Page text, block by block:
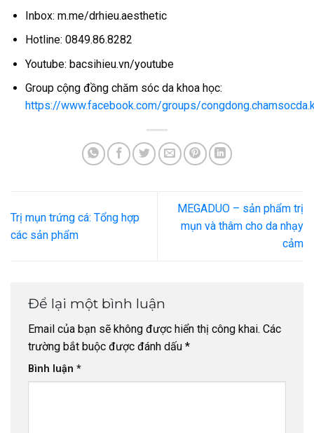
Inbox: m.me/drhieu.aesthetic
Hotline: 0849.86.8282
Youtube: bacsihieu.vn/youtube
Group cộng đồng chăm sóc da khoa học:
https://www.facebook.com/groups/
Trị mụn trứng cá: Tổng hợp
các sản phẩm
MEGADUO – sản phẩm trị
mụn và thâm cho da nhạy
cảm
Để lại một bình luận
Email của bạn sẽ không được hiển thị công khai. Các
trường bắt buộc được đánh dấu *
Bình luận *